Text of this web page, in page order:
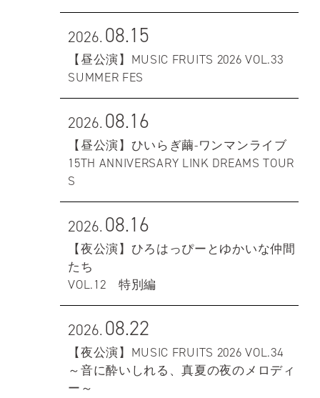
2026.08.15
【昼公演】MUSIC FRUITS 2026 VOL.33
SUMMER FES
2026.08.16
【昼公演】ひいらぎ繭-ワンマンライブ
15TH ANNIVERSARY LINK DREAMS TOUR
S
2026.08.16
【夜公演】ひろはっぴーとゆかいな仲間
たち
VOL.12 特別編
2026.08.22
【夜公演】MUSIC FRUITS 2026 VOL.34
～音に酔いしれる、真夏の夜のメロディ
ー～